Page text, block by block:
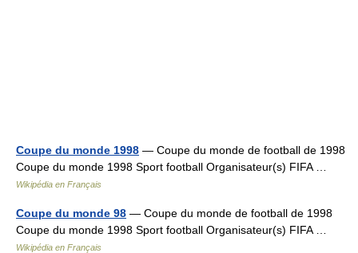
Coupe du monde 1998 — Coupe du monde de football de 1998
Coupe du monde 1998 Sport football Organisateur(s) FIFA …
Wikipédia en Français
Coupe du monde 98 — Coupe du monde de football de 1998
Coupe du monde 1998 Sport football Organisateur(s) FIFA …
Wikipédia en Français